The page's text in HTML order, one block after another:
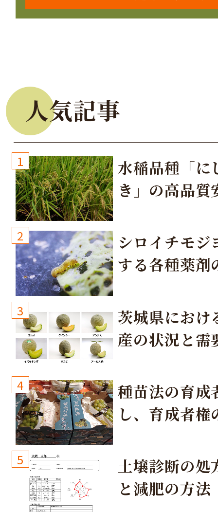
人気記事
1
水稲品種「に
き」の高品質
2
シロイチモジ
する各種薬剤
3
茨城県におけ
産の状況と需
4
種苗法の育成
し、育成者権
しょう！
5
土壌診断の処
と減肥の方法